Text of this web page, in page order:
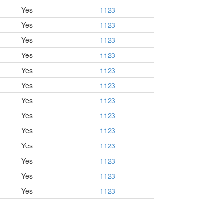
Yes
1123
Yes
1123
Yes
1123
Yes
1123
Yes
1123
Yes
1123
Yes
1123
Yes
1123
Yes
1123
Yes
1123
Yes
1123
Yes
1123
Yes
1123